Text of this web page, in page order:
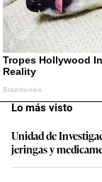
Lo más visto
Unidad de
jeringas y